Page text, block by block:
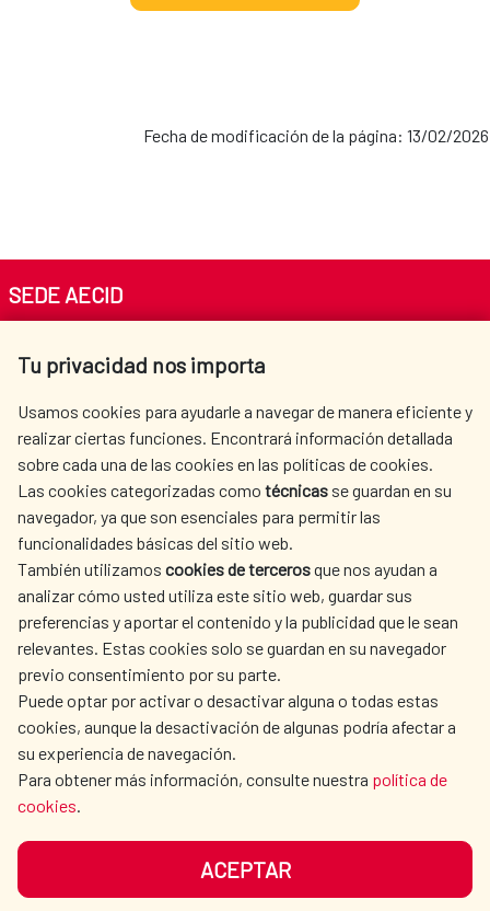
Fecha de modificación de la página: 13/02/2026
Tu privacidad nos importa
Usamos cookies para ayudarle a navegar de manera eficiente y
realizar ciertas funciones. Encontrará información detallada
sobre cada una de las cookies en las políticas de cookies.
Las cookies categorizadas como técnicas se guardan en su
navegador, ya que son esenciales para permitir las
funcionalidades básicas del sitio web.
También utilizamos cookies de tercerosque nos ayudan a
analizar cómo usted utiliza este sitio web, guardar sus
preferencias y aportar el contenido y la publicidad que le sean
relevantes. Estas cookies solo se guardan en su navegador
previo consentimiento por su parte.
Puede optar por activar o desactivar alguna o todas estas
cookies, aunque la desactivación de algunas podría afectar a
su experiencia de navegación.
Para obtener más información, consulte nuestra política de
cookies.
ACEPTAR
SEDE AECID
Tel. +34 900 20 30 54​​​​​​​
AECID
WHERE DO WE COOPERATE?
SPANISH HUMANITARIAN
ACTION
PRESS ROOM
CULTURE AND SCIENCE LIBRARY
OUR SOCIAL MEDIA
DATA PROTECTION